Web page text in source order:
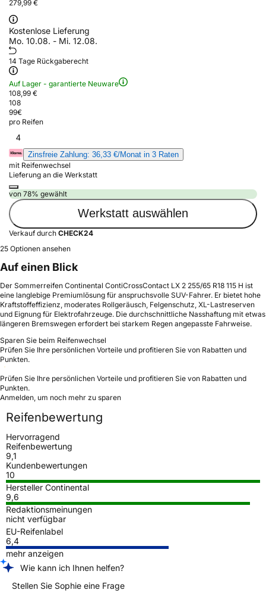
279,99 €
Kostenlose Lieferung
Mo. 10.08. - Mi. 12.08.
14 Tage Rückgaberecht
Auf Lager - garantierte Neuware
108,99 €
108
99€
pro Reifen
4
Zinsfreie Zahlung: 36,33 €/Monat in 3 Raten
mit Reifenwechsel
Lieferung an die Werkstatt
von 78% gewählt
Werkstatt auswählen
Verkauf durch CHECK24
25 Optionen ansehen
Auf einen Blick
Der Sommerreifen Continental ContiCrossContact LX 2 255/65 R18 115 H ist
eine langlebige Premiumlösung für anspruchsvolle SUV-Fahrer. Er bietet hohe
Kraftstoffeffizienz, moderates Rollgeräusch, Felgenschutz, XL-Lastreserven
und Eignung für Elektrofahrzeuge. Die durchschnittliche Nasshaftung mit etwas
längeren Bremswegen erfordert bei starkem Regen angepasste Fahrweise.
Sparen Sie beim Reifenwechsel
Prüfen Sie Ihre persönlichen Vorteile und profitieren Sie von Rabatten und
Punkten.
Prüfen Sie Ihre persönlichen Vorteile und profitieren Sie von Rabatten und
Punkten.
Anmelden, um noch mehr zu sparen
Reifenbewertung
Hervorragend
Reifenbewertung
9,1
Kundenbewertungen
10
Hersteller Continental
9,6
Redaktionsmeinungen
nicht verfügbar
EU-Reifenlabel
6,4
mehr anzeigen
Wie kann ich Ihnen helfen?
Stellen Sie Sophie eine Frage